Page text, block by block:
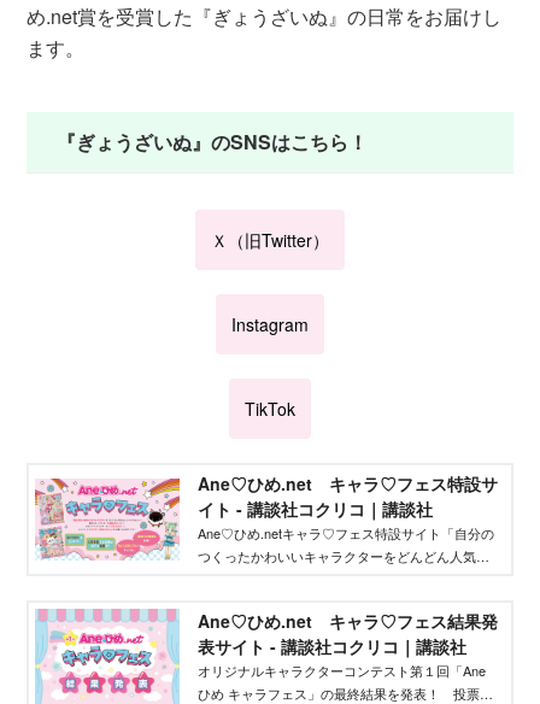
め.net賞を受賞した『ぎょうざいぬ』の日常をお届けし
ます。
『ぎょうざいぬ』のSNSはこちら！
Ｘ（旧Twitter）
Instagram
TikTok
Ane♡ひめ.net キャラ♡フェス特設サ
イト - 講談社コクリコ｜講談社
Ane♡ひめ.netキャラ♡フェス特設サイト「自分の
つくったかわいいキャラクターをどんどん人気者
作りたいクリエイターを応援するイベントです！
Ane♡ひめ.net キャラ♡フェス結果発
表サイト - 講談社コクリコ｜講談社
オリジナルキャラクターコンテスト第１回「Ane
ひめ キャラフェス」の最終結果を発表！ 投票結